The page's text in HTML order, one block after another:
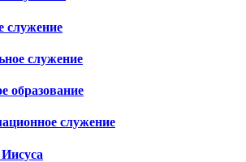
служение
служение
образование
служение